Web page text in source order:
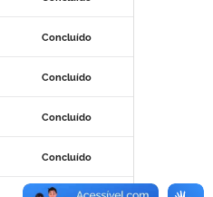
Concluído
Concluído
Concluído
Concluído